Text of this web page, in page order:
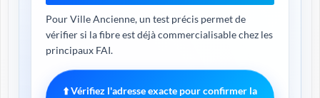
Pour Ville Ancienne, un test précis permet de
vérifier si la fibre est déjà commercialisable chez les
principaux FAI.
⬆️ Vérifiez l'adresse exacte pour confirmer la